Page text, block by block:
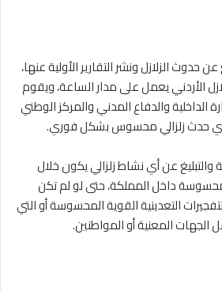
حدوث الزلازل ونشر التقارير الأولية عنها،
الأردني يعمل على مدار الساعة، ويقوم
الداخلية والدفاع المدني والمركز الوطني
أي حدث زلزالي محسوس بشكل فوري.
عن أي نشاط زلزالي يكون خلال
داخل المملكة، حتى لو لم تكن
التعدينية القوية المحسوسة أو التي
الجهات المعنية أو المواطنين.